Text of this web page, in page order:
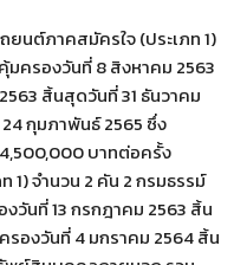
นต์ภาคสมัครใจ (ประเภท 1)
ครองวันที่ 8 สิงหาคม 2563
สิ้นสุดวันที่ 31 ธันวาคม
กุมภาพันธ์ 2565 ซึ่ง
บาทต่อครั้ง
จำนวน 2 คัน 2 กรมธรรม์
นที่ 13 กรกฎาคม 2563 สิ้น
องวันที่ 4 มกราคม 2564 สิ้น